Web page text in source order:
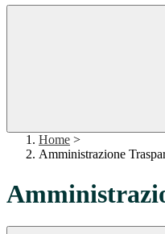
Home >
Amministrazione